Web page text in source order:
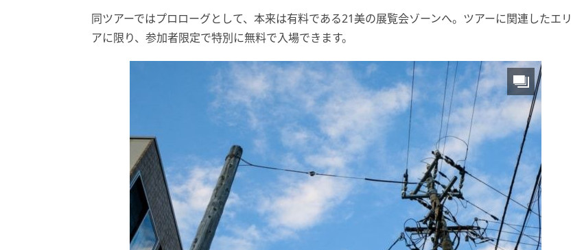
同ツアーではプロローグとして、本来は有料である21美の展覧会ゾーンへ。ツアーに関連したエリ
アに限り、参加者限定で特別に無料で入場できます。